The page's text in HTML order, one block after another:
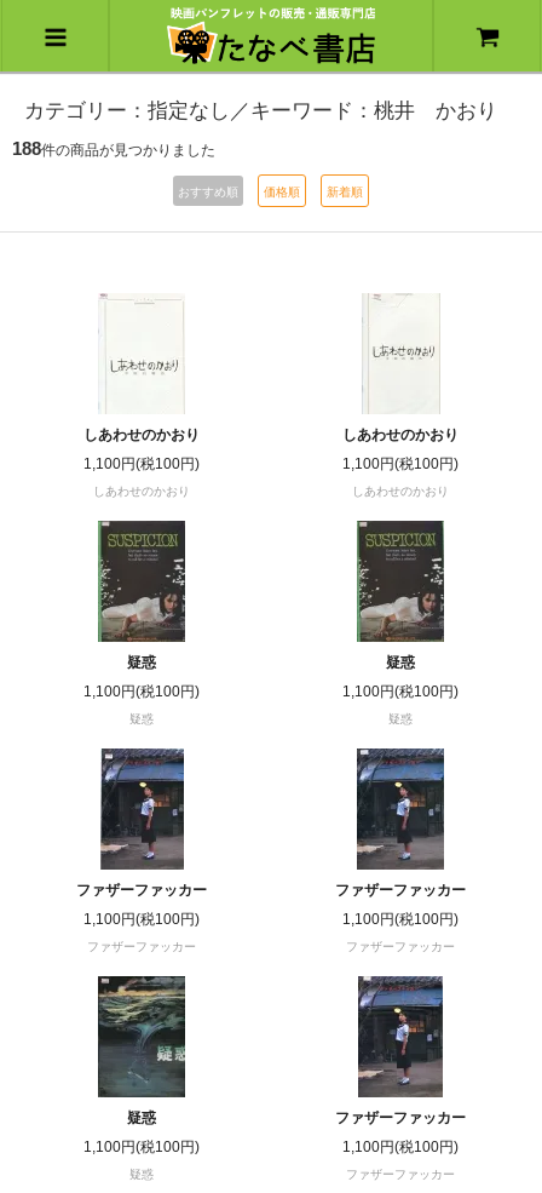
カテゴリー：指定なし／キーワード：桃井 かおり
188件の商品が見つかりました
おすすめ順 価格順 新着順
しあわせのかおり
1,100円(税100円)
しあわせのかおり
しあわせのかおり
1,100円(税100円)
しあわせのかおり
疑惑
1,100円(税100円)
疑惑
疑惑
1,100円(税100円)
疑惑
ファザーファッカー
1,100円(税100円)
ファザーファッカー
ファザーファッカー
1,100円(税100円)
ファザーファッカー
疑惑
1,100円(税100円)
疑惑
ファザーファッカー
1,100円(税100円)
ファザーファッカー